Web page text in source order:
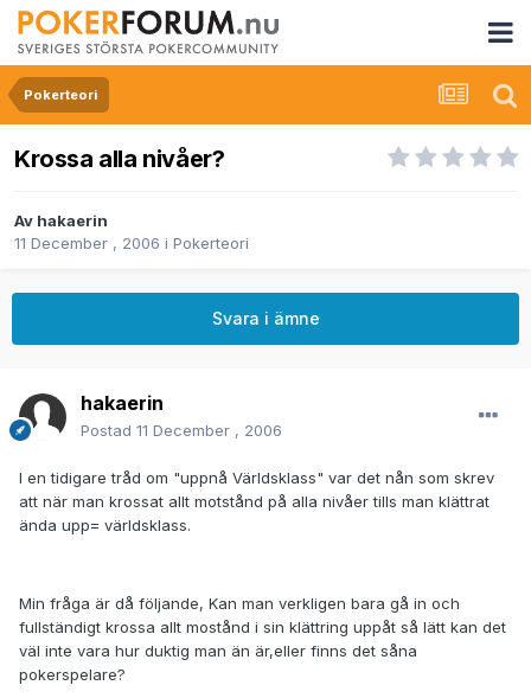
Pokerteori
Krossa alla nivåer?
Av hakaerin
11 December , 2006 i Pokerteori
Svara i ämne
hakaerin
Postad 11 December , 2006
I en tidigare tråd om "uppnå Världsklass" var det nån som skrev
att när man krossat allt motstånd på alla nivåer tills man klättrat
ända upp= världsklass.
Min fråga är då följande, Kan man verkligen bara gå in och
fullständigt krossa allt mostånd i sin klättring uppåt så lätt kan det
väl inte vara hur duktig man än är,eller finns det såna
pokerspelare?